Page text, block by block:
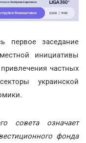
первое заседание
инициативы
частных
украинской
совета означает
фонда